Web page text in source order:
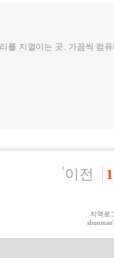
를 지껄이는 곳. 가끔씩 컴
이전 1
지역로
shunman